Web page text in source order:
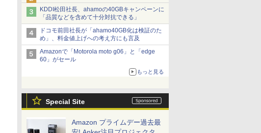
KDDI松田社長、ahamoの40GBキャンペーンに
「品質などを含めて十分対抗できる」
ドコモ前田社長が「ahamo40GB化は検証のた
め」、料金値上げへの考え方にも言及
Amazonで「Motorola moto g06」と「edge
60」がセール
もっと見る
Special Site
Amazon プライムデー過去最